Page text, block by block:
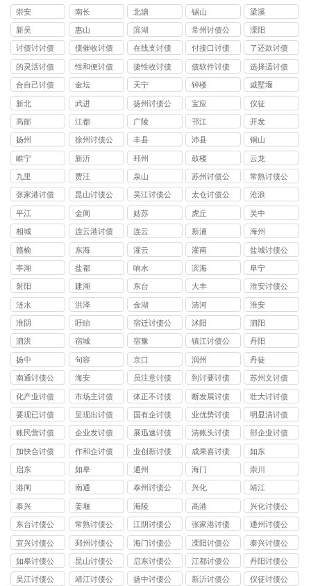
公司
公司
公司
公司
司
崇安 南长 北塘 锡山 梁溪
新吴 惠山 滨湖
常州讨债公
司
溧阳
讨债讨讨债
公司
债催收讨债
公司
在线支讨债
公司
付接口讨债
公司
了还款讨债
公司
的灵活讨债
公司
性和便讨债
公司
捷性收讨债
公司
债软件讨债
公司
选择适讨债
公司
合自己讨债
公司
金坛 天宁 钟楼 戚墅堰
新北 武进
扬州讨债公
司
宝应 仪征
高邮 江都 广陵 邗江 开发
扬州
徐州讨债公
司
丰县 沛县 铜山
睢宁 新沂 邳州 鼓楼 云龙
九里 贾汪 泉山
苏州讨债公
司
常熟讨债公
司
张家港讨债
公司
昆山讨债公
司
吴江讨债公
司
太仓讨债公
司
沧浪
平江 金阊 姑苏 虎丘 吴中
相城
连云港讨债
公司
连云 新浦 海州
赣榆 东海 灌云 灌南
盐城讨债公
司
亭湖 盐都 响水 滨海 阜宁
射阳 建湖 东台 大丰
淮安讨债公
司
涟水 洪泽 金湖 清河 淮安
淮阴 盱眙
宿迁讨债公
司
沭阳 泗阳
泗洪 宿城 宿豫
镇江讨债公
司
丹阳
扬中 句容 京口 润州 丹徒
南通讨债公
司
海安
员注意讨债
公司
到讨要讨债
公司
苏州文讨债
公司
化产业讨债
公司
市场主讨债
公司
体正不讨债
公司
断发展讨债
公司
壮大讨讨债
公司
要现已讨债
公司
呈现出讨债
公司
国有企讨债
公司
业优势讨债
公司
明显清讨债
公司
账民营讨债
公司
企业发讨债
公司
展迅速讨债
公司
清账头讨债
公司
部企业讨债
公司
加快合讨债
公司
作和企讨债
公司
业创新讨债
公司
成果喜讨债
公司
如东
启东 如皋 通州 海门 崇川
港闸 南通
泰州讨债公
司
兴化 靖江
泰兴 姜堰 海陵 高港
兴化讨债公
司
东台讨债公
司
常熟讨债公
司
江阴讨债公
司
张家港讨债
公司
通州讨债公
司
宜兴讨债公
司
邳州讨债公
司
海门讨债公
司
溧阳讨债公
司
泰兴讨债公
司
如皋讨债公
司
昆山讨债公
司
启东讨债公
司
江都讨债公
司
丹阳讨债公
司
吴江讨债公
靖江讨债公
扬中讨债公
新沂讨债公
仪征讨债公